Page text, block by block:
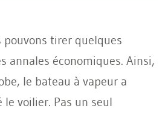
pouvons tirer quelques
annales économiques. Ainsi,
le bateau à vapeur a
voilier. Pas un seul